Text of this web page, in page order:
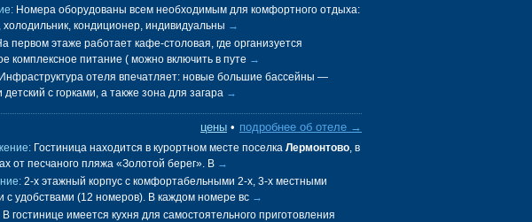
Номера оборудованы всем необходимым для комфортного отдыха:
холодильник, кондиционер, индивидуальны →
первом этаже работает кафе-столовая, где организуется
комплексное питание ( можно включить в путе →
Инфраструктура отеля впечатляет: новые большие бассейны —
с горками, а также зона для загара →
подробнее об отеле →
цены •
Гостиница находится в курортном месте поселка Лермонтово, в
от песчаного пляжа «Золотой берег». В →
2-х этажный корпус с комфортабельными 2-х, 3-х местными
с удобствами (12 номеров). В каждом номере вс →
В гостинице имеется кухня для самостоятельного приготовления